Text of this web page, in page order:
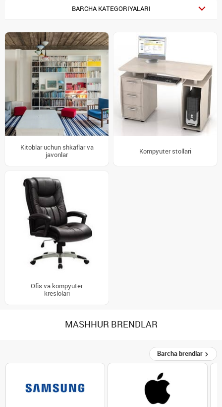
BARCHA KATEGORIYALARI
Kitoblar uchun shkaflar va
javonlar
Kompyuter stollari
Ofis va kompyuter
kreslolari
MASHHUR BRENDLAR
Barcha brendlar